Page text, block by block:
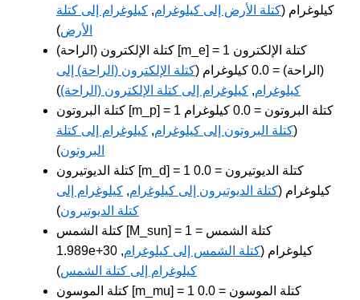
كيلوغرام (كتلة الأرض إلى كيلوغرام, كيلوغرام إلى كتلة
الأرض)
كتلة الإلكترون (الراحة) [m_e] = 1 كتلة الإلكترون
(الراحة) = 0.0 كيلوغرام (
كتلة الإلكترون (الراحة) إلى
كيلوغرام, كيلوغرام إلى كتلة الإلكترون (الراحة))
كتلة البروتون [m_p] = 1 كتلة البروتون = 0.0 كيلوغرام
(كتلة البروتون إلى كيلوغرام, كيلوغرام إلى كتلة
البروتون)
كتلة الديوتيرون [m_d] = 1 كتلة الديوتيرون = 0.0
كيلوغرام (كتلة الديوتيرون إلى كيلوغرام, كيلوغرام إلى
كتلة الديوتيرون)
كتلة الشمس [M_sun] = 1 كتلة الشمس =
1.989e+30 كيلوغرام (كتلة الشمس إلى كيلوغرام,
كيلوغرام إلى كتلة الشمس)
كتلة الموسون [m_mu] = 1 كتلة الموسون = 0.0